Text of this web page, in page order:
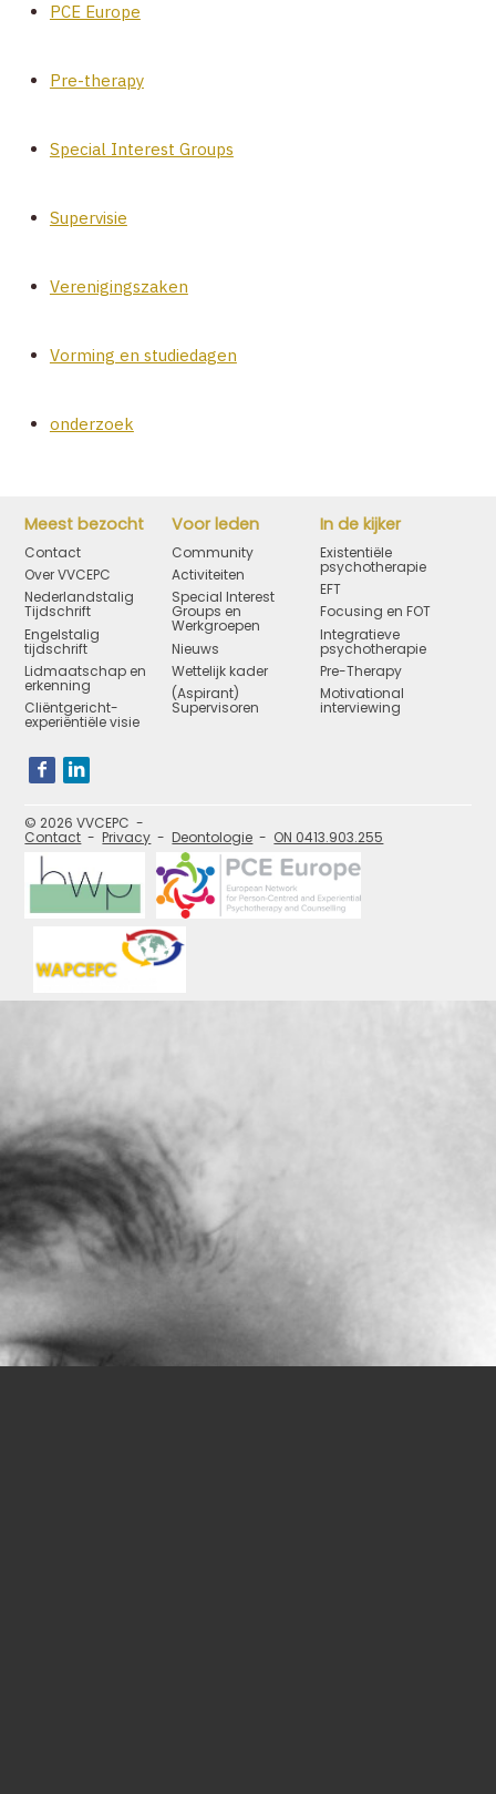
PCE Europe
Pre-therapy
Special Interest Groups
Supervisie
Verenigingszaken
Vorming en studiedagen
onderzoek
Meest bezocht
Contact
Over VVCEPC
Nederlandstalig
Tijdschrift
Engelstalig
tijdschrift
Lidmaatschap en
erkenning
Cliëntgericht-
experiëntiële visie
Voor leden
Community
Activiteiten
Special Interest
Groups en
Werkgroepen
Nieuws
Wettelijk kader
(Aspirant)
Supervisoren
In de kijker
Existentiële
psychotherapie
EFT
Focusing en FOT
Integratieve
psychotherapie
Pre-Therapy
Motivational
interviewing
Bezoek
onze
pagina's:
© 2026 VVCEPC
Contact Privacy Deontologie ON 0413.903.255